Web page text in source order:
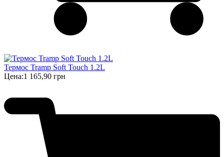
Термос Tramp Soft Touch 1.2L
Цена:1 165,90 грн